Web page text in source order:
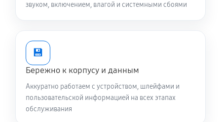
звуком, включением, влагой и системными сбоями
💾
Бережно к корпусу и данным
Аккуратно работаем с устройством, шлейфами и
пользовательской информацией на всех этапах
обслуживания